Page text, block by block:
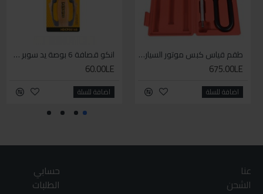
طقم قياس كبس موتور السياره 3 ق
675.00LE
اضافة للسلة
انكو قصافة 6 بوصة يد سوبر وان
60.00LE
اضافة للسلة
عنا
الشحن
حسابي
الطلبات